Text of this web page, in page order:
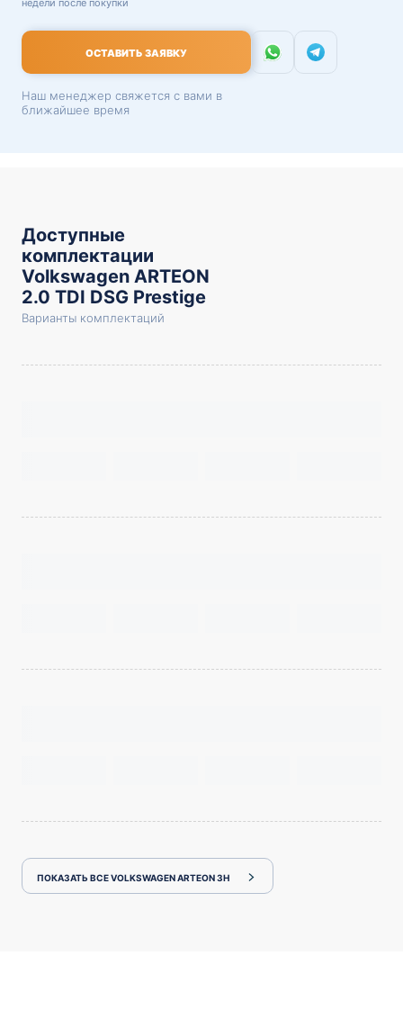
недели после покупки
ОСТАВИТЬ ЗАЯВКУ
Наш менеджер свяжется с вами в
ближайшее время
Доступные
комплектации
Volkswagen ARTEON
2.0 TDI DSG Prestige
Варианты комплектаций
ПОКАЗАТЬ ВСЕ VOLKSWAGEN ARTEON 3H